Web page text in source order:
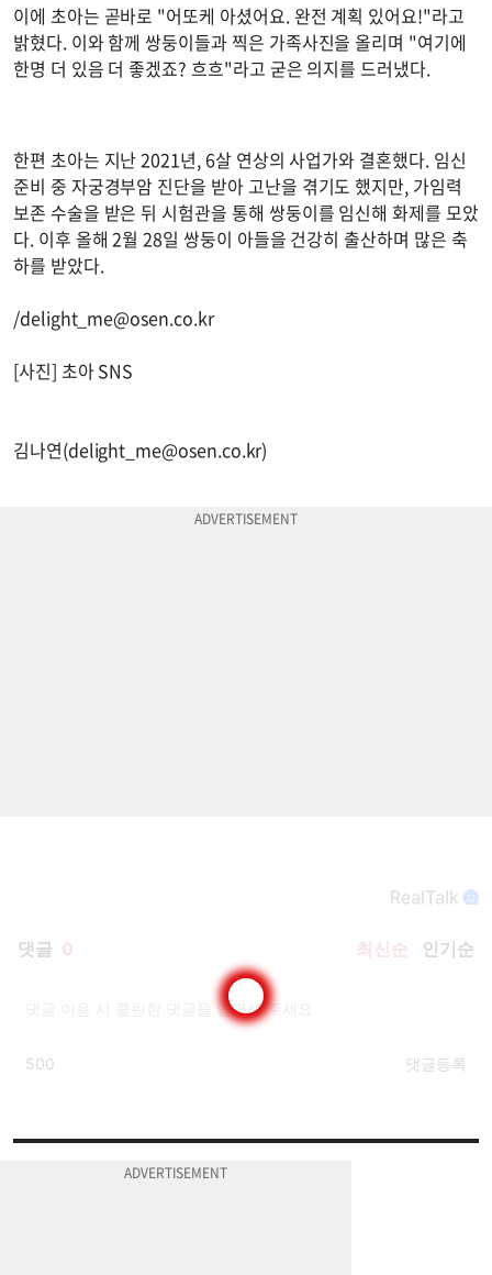
이에 초아는 곧바로 "어또케 아셨어요. 완전 계획 있어요!"라고
밝혔다. 이와 함께 쌍둥이들과 찍은 가족사진을 올리며 "여기에
한명 더 있음 더 좋겠죠? 흐흐"라고 굳은 의지를 드러냈다.
한편 초아는 지난 2021년, 6살 연상의 사업가와 결혼했다. 임신
준비 중 자궁경부암 진단을 받아 고난을 겪기도 했지만, 가임력
보존 수술을 받은 뒤 시험관을 통해 쌍둥이를 임신해 화제를 모았
다. 이후 올해 2월 28일 쌍둥이 아들을 건강히 출산하며 많은 축
하를 받았다.
/delight_me@osen.co.kr
[사진] 초아 SNS
김나연(delight_me@osen.co.kr)